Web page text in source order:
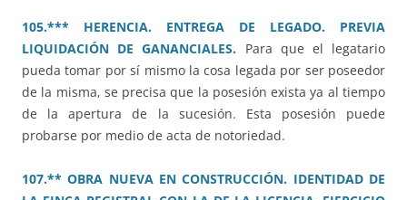
105.*** HERENCIA. ENTREGA DE LEGADO. PREVIA
LIQUIDACIÓN DE GANANCIALES. Para que el legatario
pueda tomar por sí mismo la cosa legada por ser poseedor
de la misma, se precisa que la posesión exista ya al tiempo
de la apertura de la sucesión. Esta posesión puede
probarse por medio de acta de notoriedad.
107.** OBRA NUEVA EN CONSTRUCCIÓN. IDENTIDAD DE